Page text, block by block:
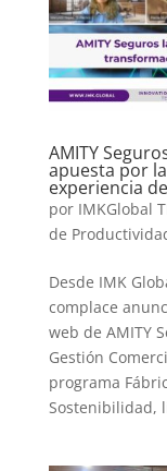
AMITY
apuesta por
experiencia
por IMKGlobal
de
Desde IMK
complace
web de AMITY
Gestión
programa
Sostenibilidad,